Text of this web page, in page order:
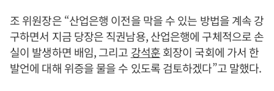
조 위원장은 “산업은행 이전을 막을 수 있는 방법을 계속 강
구하면서 지금 당장은 직권남용, 산업은행에 구체적으로 손
실이 발생하면 배임, 그리고 강석훈회장이 국회에 가서 한
발언에 대해 위증을 물을 수 있도록 검토하겠다”고 말했다.